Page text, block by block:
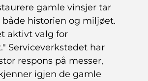
gamle vinsjer tar
både historien og miljøet.
aktivt valg for
Serviceverkstedet har
respons på messer,
igjen de gamle